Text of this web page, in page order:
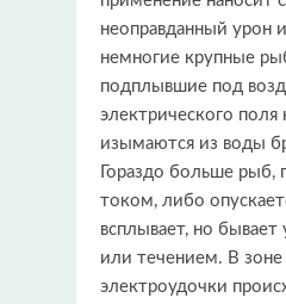
неоправданный урон
немногие крупные
подплывшие под
электрического поля
изымаются из воды
Гораздо больше рыб,
током, либо
всплывает, но бывает
или течением. В зоне
электроудочки